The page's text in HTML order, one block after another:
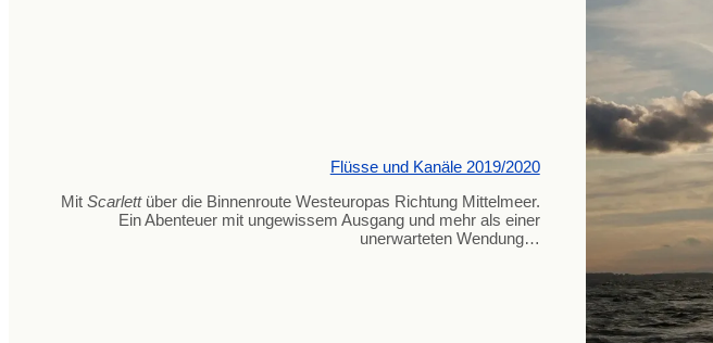
Flüsse und Kanäle 2019/2020
Mit Scarlettüber die Binnenroute Westeuropas Richtung Mittelmeer.
Ein Abenteuer mit ungewissem Ausgang und mehr als einer
unerwarteten Wendung…